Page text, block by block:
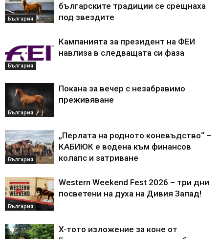
България
българските традиции се срещнаха
под звездите
България
Кампанията за президент на ФЕИ
навлиза в следващата си фаза
България
Покана за вечер с незабравимо
преживяване
България
„Перлата на родното коневъдство“ –
КАБИЮК е водена към финансов
колапс и затриване
България
Western Weekend Fest 2026 – три дни
посветени на духа на Дивия Запад!
X-тото изложение за коне от